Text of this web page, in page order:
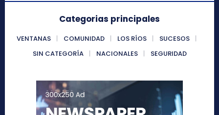
Categorias principales
VENTANAS COMUNIDAD LOS RÍOS
SUCESOS
SIN CATEGORÍA
NACIONALES SEGURIDAD